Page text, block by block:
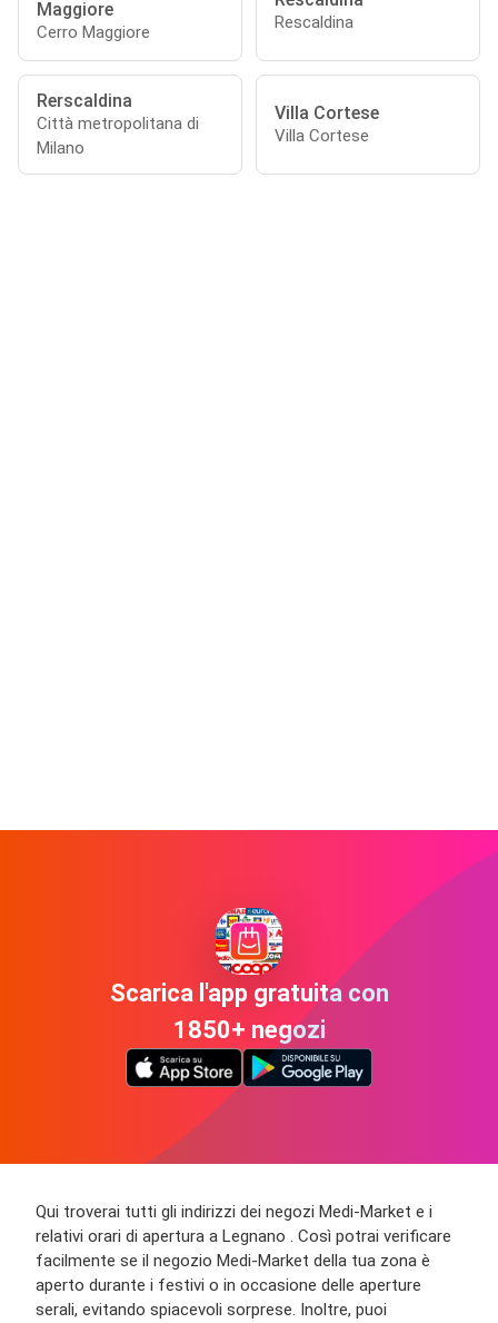
Maggiore
Cerro Maggiore
Rescaldina
Rerscaldina
Città metropolitana di
Milano
Villa Cortese
Villa Cortese
Scarica l'app gratuita con
1850+ negozi
Qui troverai tutti gli indirizzi dei negozi Medi-Market e i
relativi orari di apertura a Legnano . Così potrai verificare
facilmente se il negozio Medi-Market della tua zona è
aperto durante i festivi o in occasione delle aperture
serali, evitando spiacevoli sorprese. Inoltre, puoi